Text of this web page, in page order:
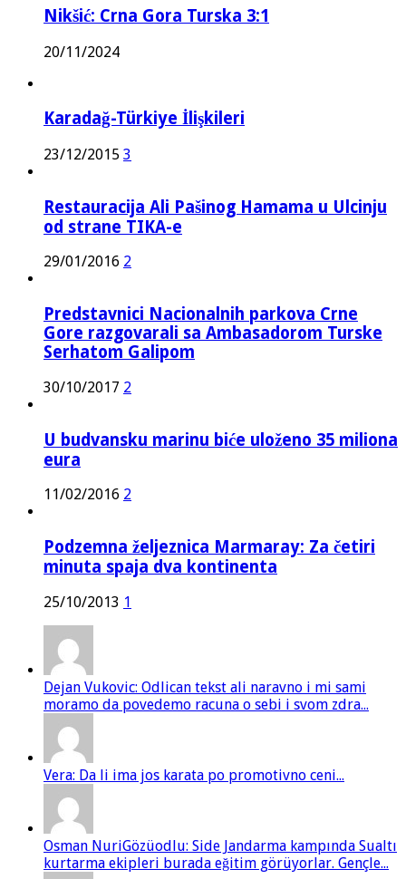
Nikšić: Crna Gora Turska 3:1
20/11/2024
Karadağ-Türkiye İlişkileri
23/12/2015 3
Restauracija Ali Pašinog Hamama u Ulcinju
od strane TIKA-e
29/01/2016 2
Predstavnici Nacionalnih parkova Crne
Gore razgovarali sa Ambasadorom Turske
Serhatom Galipom
30/10/2017 2
U budvansku marinu biće uloženo 35 miliona
eura
11/02/2016 2
Podzemna željeznica Marmaray: Za četiri
minuta spaja dva kontinenta
25/10/2013 1
Dejan Vukovic: Odlican tekst ali naravno i mi sami
moramo da povedemo racuna o sebi i svom zdra...
Vera: Da li ima jos karata po promotivno ceni...
Osman NuriGözüodlu: Side Jandarma kampında Sualtı
kurtarma ekipleri burada eğitim görüyorlar. Gençle...